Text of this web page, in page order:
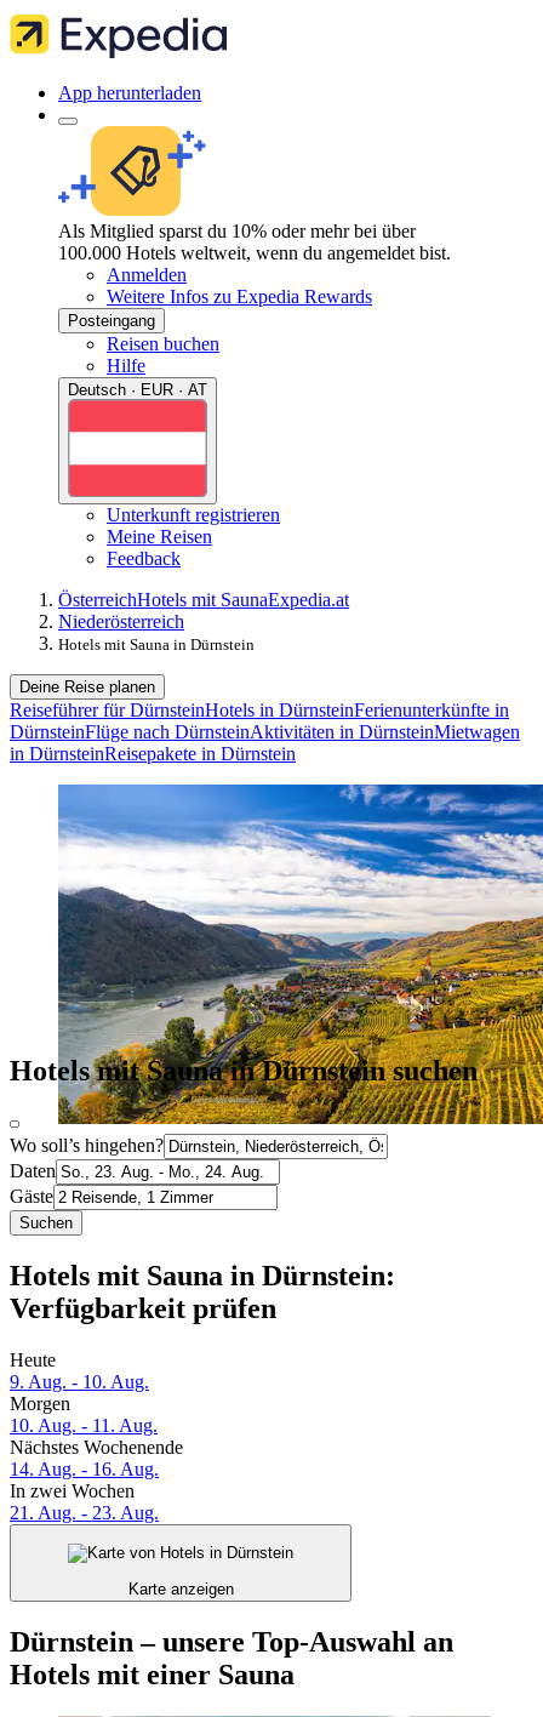
App herunterladen
Als Mitglied sparst du 10% oder mehr bei über
100.000 Hotels weltweit, wenn du angemeldet bist.
Anmelden
Weitere Infos zu Expedia Rewards
Posteingang
Reisen buchen
Hilfe
Deutsch · EUR · AT
Unterkunft registrieren
Meine Reisen
Feedback
ÖsterreichHotels mit SaunaExpedia.at
Niederösterreich
Hotels mit Sauna in Dürnstein
Deine Reise planen
Reiseführer für DürnsteinHotels in DürnsteinFerienunterkünfte in
DürnsteinFlüge nach DürnsteinAktivitäten in DürnsteinMietwagen
in DürnsteinReisepakete in Dürnstein
Hotels mit Sauna in Dürnstein suchen
Wo soll’s hingehen?
Daten
Gäste
Suchen
Hotels mit Sauna in Dürnstein:
Verfügbarkeit prüfen
Heute
9. Aug. - 10. Aug.
Morgen
10. Aug. - 11. Aug.
Nächstes Wochenende
14. Aug. - 16. Aug.
In zwei Wochen
21. Aug. - 23. Aug.
Karte anzeigen
Dürnstein – unsere Top-Auswahl an
Hotels mit einer Sauna